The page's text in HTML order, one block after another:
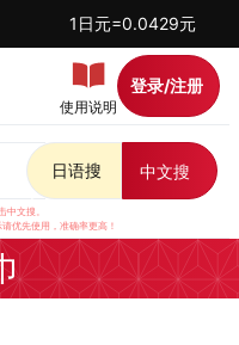
1日元=0.0429元
使用说明
登录/注册
日语搜 中文搜
文搜。
优先使用，准确率更高！